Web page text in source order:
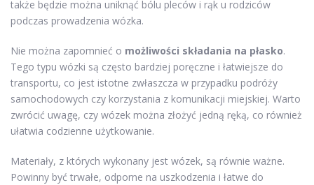
także będzie można uniknąć bólu pleców i rąk u rodziców
podczas prowadzenia wózka.
Nie można zapomnieć o możliwości składania na płasko.
Tego typu wózki są często bardziej poręczne i łatwiejsze do
transportu, co jest istotne zwłaszcza w przypadku podróży
samochodowych czy korzystania z komunikacji miejskiej. Warto
zwrócić uwagę, czy wózek można złożyć jedną ręką, co również
ułatwia codzienne użytkowanie.
Materiały, z których wykonany jest wózek, są równie ważne.
Powinny być trwałe, odporne na uszkodzenia i łatwe do